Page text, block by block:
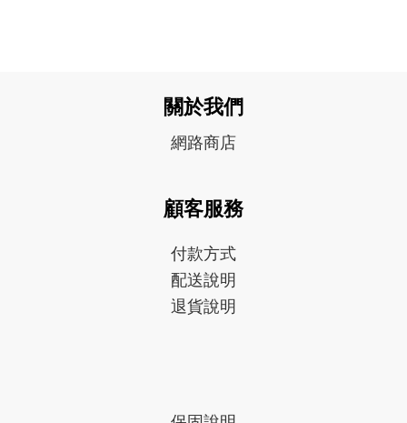
關於我們
網路商店
顧客服務
付款方式
配送說明
退貨說明